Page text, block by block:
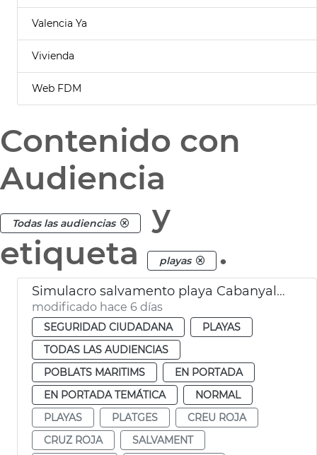
Valencia Ya
Vivienda
Web FDM
Contenido con
Audiencia
Todas las audiencias
y
etiqueta
playas .
Simulacro salvamento playa Cabanyal València
modificado hace 6 días
SEGURIDAD CIUDADANA
PLAYAS
TODAS LAS AUDIENCIAS
POBLATS MARITIMS
EN PORTADA
EN PORTADA TEMÁTICA
NORMAL
PLAYAS
PLATGES
CREU ROJA
CRUZ ROJA
SALVAMENT